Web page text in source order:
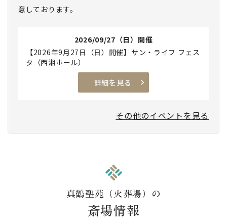
意しております。
2026/09/27（日）開催
【2026年9月27日（日）開催】サン・ライフ フェス
タ（西湘ホール）
詳細を見る
その他のイベントを見る
真鶴聖苑（火葬場）の
斎場情報